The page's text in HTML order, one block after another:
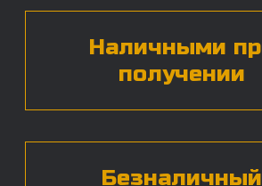
БЕСПЛАТНАЯ КОНСУЛЬТАЦИЯ
Нажимая на кнопку, вы даете согласие на обработку